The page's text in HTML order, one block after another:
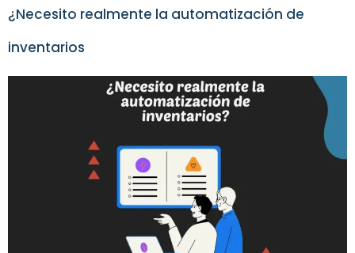
¿Necesito realmente la automatización de
inventarios